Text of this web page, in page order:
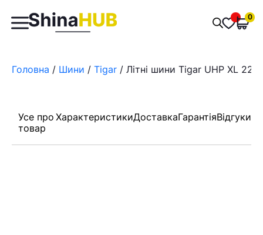
Пошук
товарів
0
Головна / Шини / Tigar / Літні шини Tigar UHP XL
Усе про
товар
ХарактеристикиДоставкаГарантіяВідгуки